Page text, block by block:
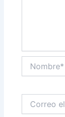
electrónico*